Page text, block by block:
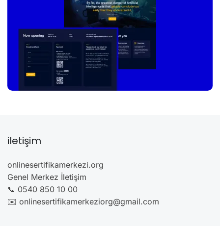
iletişim
onlinesertifikamerkezi.org
Genel Merkez İletişim
📞 0540 850 10 00
✉️ onlinesertifikamerkeziorg@gmail.com